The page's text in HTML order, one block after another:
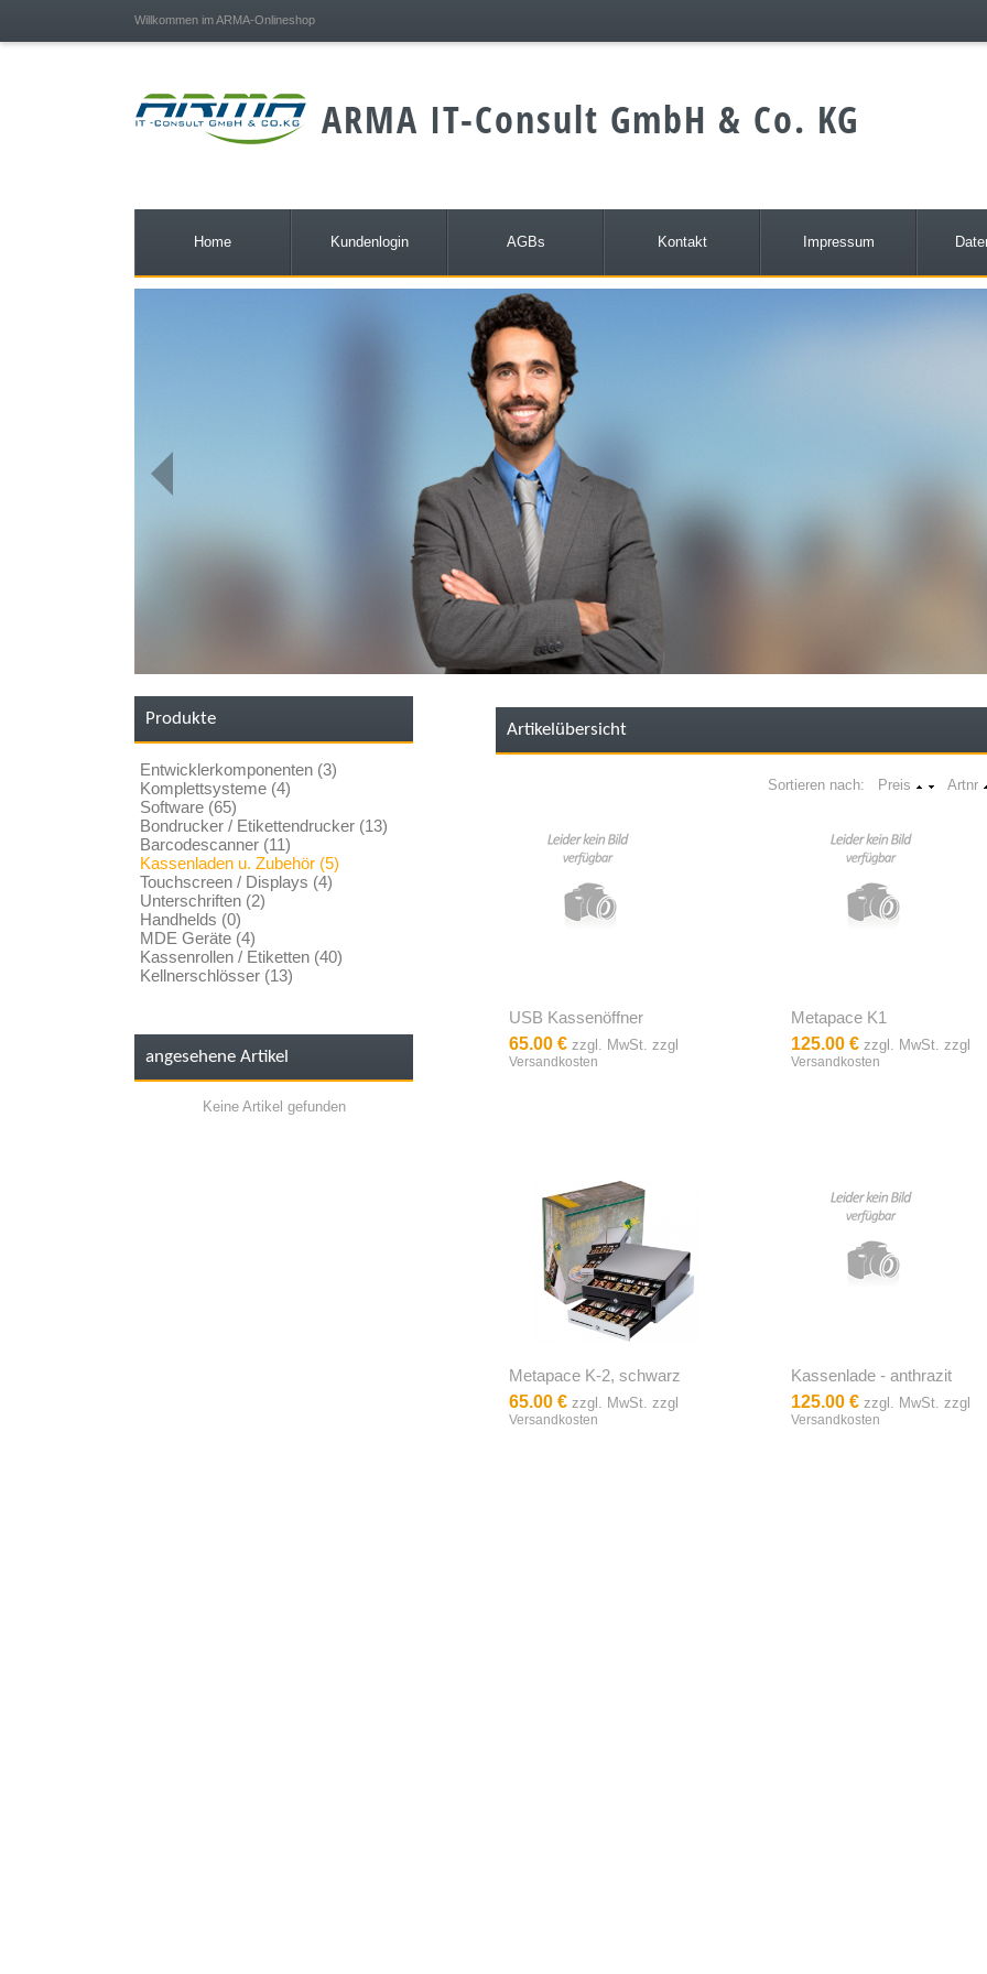
Willkommen im ARMA-Onlineshop
ARMA IT-Consult GmbH & Co. KG
Home Kundenlogin AGBs Kontakt Impressum
Produkte
Entwicklerkomponenten (3)
Komplettsysteme (4)
Software (65)
Bondrucker / Etikettendrucker (13)
Barcodescanner (11)
Kassenladen u. Zubehör (5)
Touchscreen / Displays (4)
Unterschriften (2)
Handhelds (0)
MDE Geräte (4)
Kassenrollen / Etiketten (40)
Kellnerschlösser (13)
angesehene Artikel
Keine Artikel gefunden
Artikelübersicht
Sortieren nach: Preis Artnr
USB Kassenöffner
65.00 € zzgl. MwSt. zzgl
Versandkosten
Metapace K1
125.00 € zzgl. MwSt. zzgl
Versandkosten
Metapace K-2, schwarz
65.00 € zzgl. MwSt. zzgl
Versandkosten
Kassenlade - anthrazit
125.00 € zzgl. MwSt. zzgl
Versandkosten